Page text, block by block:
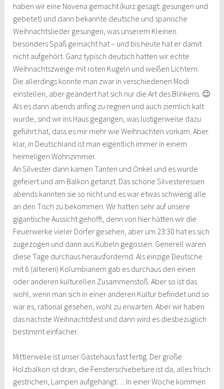
haben wir eine Novena gemacht (kurz gesagt: gesungen und
gebetet) und dann bekannte deutsche und spanische
Weihnachtslieder gesungen, was unserem Kleinen
besonders Spaß gemacht hat – und bis heute hat er damit
nicht aufgehört. Ganz typisch deutsch hatten wir echte
Weihnachtszweige mit roten Kugeln und weißen Lichtern.
Die allerdings konnte man zwar in verschiedenen Modi
einstellen, aber geändert hat sich nur die Art des Blinkens. 😉
Als es dann abends anfing zu regnen und auch ziemlich kalt
wurde, sind wir ins Haus gegangen, was lustigerweise dazu
geführt hat, dass es mir mehr wie Weihnachten vorkam. Aber
klar, in Deutschland ist man eigentlich immer in einem
heimeligen Wohnzimmer.
An Silvester dann kamen Tanten und Onkel und es wurde
gefeiert und am Balkon getanzt. Das schöne Silvesteressen
abends kannten sie so nicht und es war etwas schwierig alle
an den Tisch zu bekommen. Wir hatten sehr auf unsere
gigantische Aussicht gehofft, denn von hier hätten wir die
Feuerwerke vieler Dörfer gesehen, aber um 23:30 hat es sich
zugezogen und dann aus Kübeln gegossen. Generell waren
diese Tage durchaus herausfordernd. Als einzige Deutsche
mit 6 (älteren) Kolumbianern gab es durchaus den einen
oder anderen kulturellen Zusammenstoß. Aber so ist das
wohl, wenn man sich in einer anderen Kultur befindet und so
war es, rational gesehen, wohl zu erwarten. Aber wir haben
das nächste Weihnachtsfest und dann wird es diesbezüglich
bestimmt einfacher.
Mittlerweile ist unser Gästehaus fast fertig. Der große
Holzbalkon ist dran, die Fensterschiebetüre ist da, alles frisch
gestrichen, Lampen aufgehängt… In einer Woche kommen